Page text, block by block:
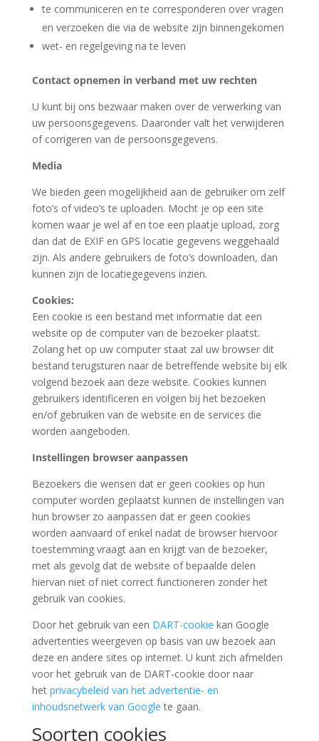
te communiceren en te corresponderen over vragen
en verzoeken die via de website zijn binnengekomen
wet- en regelgeving na te leven
Contact opnemen in verband met uw rechten
U kunt bij ons bezwaar maken over de verwerking van
uw persoonsgegevens. Daaronder valt het verwijderen
of corrigeren van de persoonsgegevens.
Media
We bieden geen mogelijkheid aan de gebruiker om zelf
foto’s of video’s te uploaden. Mocht je op een site
komen waar je wel af en toe een plaatje upload, zorg
dan dat de EXIF en GPS locatie gegevens weggehaald
zijn. Als andere gebruikers de foto’s downloaden, dan
kunnen zijn de locatiegegevens inzien.
Cookies:
Een cookie is een bestand met informatie dat een
website op de computer van de bezoeker plaatst.
Zolang het op uw computer staat zal uw browser dit
bestand terugsturen naar de betreffende website bij elk
volgend bezoek aan deze website. Cookies kunnen
gebruikers identificeren en volgen bij het bezoeken
en/of gebruiken van de website en de services die
worden aangeboden.
Instellingen browser aanpassen
Bezoekers die wensen dat er geen cookies op hun
computer worden geplaatst kunnen de instellingen van
hun browser zo aanpassen dat er geen cookies
worden aanvaard of enkel nadat de browser hiervoor
toestemming vraagt aan en krijgt van de bezoeker,
met als gevolg dat de website of bepaalde delen
hiervan niet of niet correct functioneren zonder het
gebruik van cookies.
Door het gebruik van een DART-cookie kan Google
advertenties weergeven op basis van uw bezoek aan
deze en andere sites op internet. U kunt zich afmelden
voor het gebruik van de DART-cookie door naar
het privacybeleid van het advertentie- en
inhoudsnetwerk van Google te gaan.
Soorten cookies